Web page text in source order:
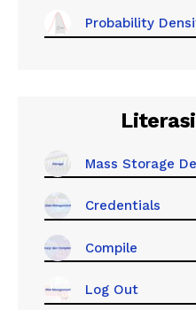
Probability
Mass Storage
Credentials
Compile
Log Out